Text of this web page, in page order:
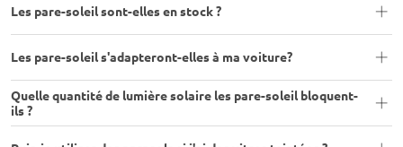
Les pare-soleil sont-elles en stock ?
Les pare-soleil s'adapteront-elles à ma voiture?
Quelle quantité de lumière solaire les pare-soleil bloquent-
ils ?